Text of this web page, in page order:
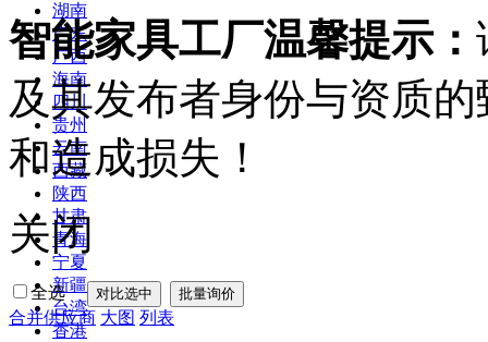
湖南
广东
广西
海南
四川
贵州
云南
西藏
陕西
甘肃
青海
宁夏
新疆
台湾
香港
智能家具工厂温馨提示：
及其发布者身份与资质
和造成损失！
关闭
全选
合并供应商 大图 列表